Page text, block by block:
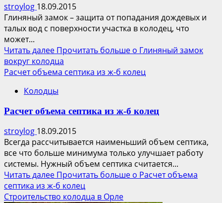
stroylog 18.09.2015
Глиняный замок – защита от попадания дождевых и
талых вод с поверхности участка в колодец, что
может...
Читать далее Прочитать больше о Глиняный замок
вокруг колодца
Расчет объема септика из ж-б колец
Колодцы
Расчет объема септика из ж-б колец
stroylog 18.09.2015
Всегда рассчитывается наименьший объем септика,
все что больше минимума только улучшает работу
системы. Нужный объем септика считается...
Читать далее Прочитать больше о Расчет объема
септика из ж-б колец
Строительство колодца в Орле